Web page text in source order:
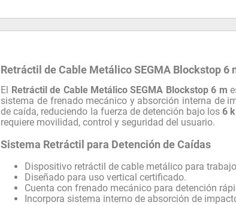
Retráctil de Cable Metálico SEGMA Blockstop 6
El Retráctil de Cable Metálico SEGMA Blockstop 6 m
sistema de frenado mecánico y absorción interna de
de caída, reduciendo la fuerza de detención bajo los 6
requiere movilidad, control y seguridad del usuario.
Sistema Retráctil para Detención de Caídas
Dispositivo retráctil de cable metálico para
Diseñado para uso vertical certificado.
Cuenta con frenado mecánico para detención
Incorpora sistema interno de absorción de